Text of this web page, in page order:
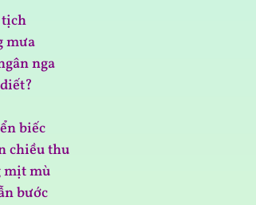
tịch
mưa
nga
biếc
chiều thu
mịt mù
bước